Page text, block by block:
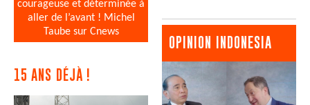
courageuse et déterminée à
aller de l’avant ! Michel
Taube sur Cnews
15 ANS DÉJÀ !
OPINION INDONESIA